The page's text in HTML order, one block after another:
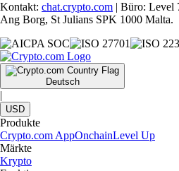
Kontakt: chat.crypto.com | Büro: Level
Ang Borg, St Julians SPK 1000 Malta.
Deutsch
|
USD
Produkte
Crypto.com AppOnchainLevel Up
Märkte
Krypto